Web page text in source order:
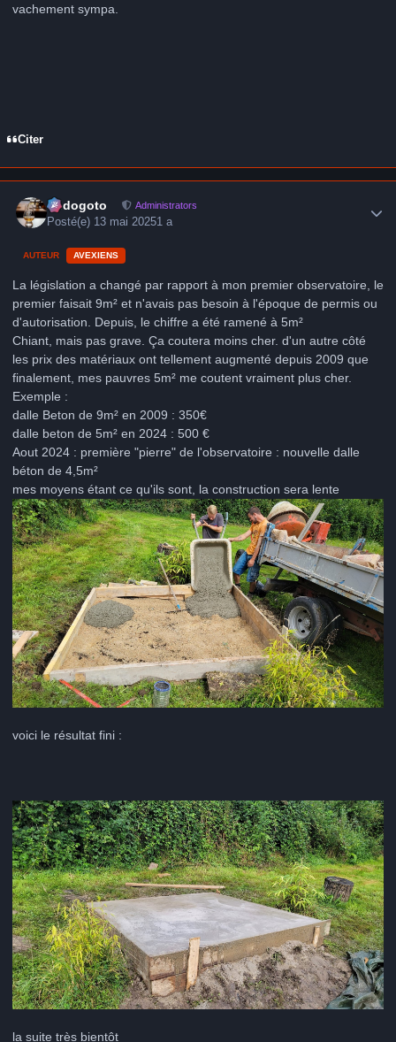
vachement sympa.
Citer
frédogoto Administrators
Posté(e) 13 mai 20251 a
AUTEUR AVEXIENS
La législation a changé par rapport à mon premier observatoire, le
premier faisait 9m² et n'avais pas besoin à l'époque de permis ou
d'autorisation. Depuis, le chiffre a été ramené à 5m²
Chiant, mais pas grave. Ça coutera moins cher. d'un autre côté
les prix des matériaux ont tellement augmenté depuis 2009 que
finalement, mes pauvres 5m² me coutent vraiment plus cher.
Exemple :
dalle Beton de 9m² en 2009 : 350€
dalle beton de 5m² en 2024 : 500 €
Aout 2024 : première "pierre" de l'observatoire : nouvelle dalle
béton de 4,5m²
mes moyens étant ce qu'ils sont, la construction sera lente
voici le résultat fini :
la suite très bientôt